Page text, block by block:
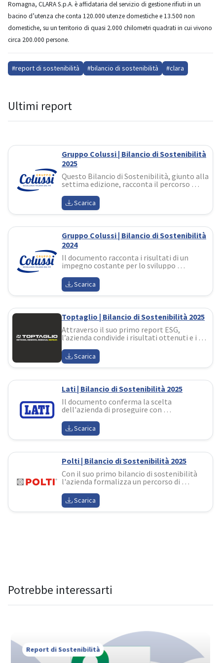
Romagna, CLARA S.p.A. è affidataria del servizio di gestione rifiuti in un
bacino d’utenza che conta 120.000 utenze domestiche e 13.500 non
domestiche, su un territorio di quasi 2.000 chilometri quadrati in cui vivono
circa 200.000 persone.
#report di sostenibilità #bilancio di sostenibilità #clara
Ultimi report
Gruppo Colussi | Bilancio di Sostenibilità
2025
Questo Bilancio di Sostenibilità, giunto alla
settima edizione, racconta il percorso
non un adempimento, ma uno strumento
di valore, di dialogo e di responsabilità
Scarica
Gruppo Colussi | Bilancio di Sostenibilità
2024
Il documento racconta i risultati di un
impegno costante per lo sviluppo
strategici per l’innovazione delle filiere
agricole e dei processi produttivi
Scarica
Toptaglio | Bilancio di Sostenibilità 2025
Attraverso il suo primo report ESG,
l’azienda condivide i risultati ottenuti e i
impegno a integrare in modo sempre più
strutturato la sostenibilità nelle proprie
attività
Scarica
Lati | Bilancio di Sostenibilità 2025
Il documento conferma la scelta
dell'azienda di proseguire con
sviluppo sostenibile in coerenza con la
propria identità di impresa responsabile e
orientata al futuro
Scarica
Polti | Bilancio di Sostenibilità 2025
Con il suo primo bilancio di sostenibilità
l'azienda formalizza un percorso di
cinquant'anni di storia. Il documento
evidenzia i risultati raggiunti sul fronte
ambientale, sociale e della governance
Scarica
Potrebbe interessarti
Report di Sostenibilità